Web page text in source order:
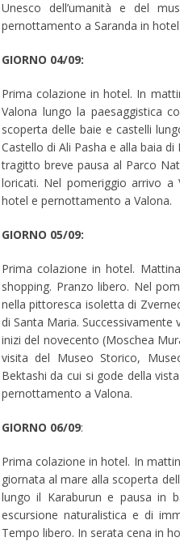
Unesco dell’umanità e del
pernottamento a Saranda in
GIORNO 04/09:
Prima colazione in hotel. In
Valona lungo la paesaggistica
scoperta delle baie e castelli
Castello di Ali Pasha e alla baia
tragitto breve pausa al Parco
loricati. Nel pomeriggio arrivo a
hotel e pernottamento a Valona.
GIORNO 05/09:
Prima colazione in hotel.
shopping. Pranzo libero. Nel
nella pittoresca isoletta di
di Santa Maria.
inizi del novecento (Moschea
visita del Museo Storico,
Bektashi da cui si gode della
pernottamento a Valona.
GIORNO 06/09:
Prima colazione in hotel. In
giornata al mare alla scoperta
lungo il Karaburun e pausa in
escursione naturalistica e di
Tempo libero. In serata cena in